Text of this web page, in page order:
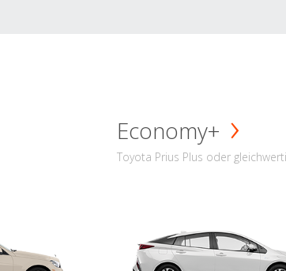
Economy+
Toyota Prius Plus oder